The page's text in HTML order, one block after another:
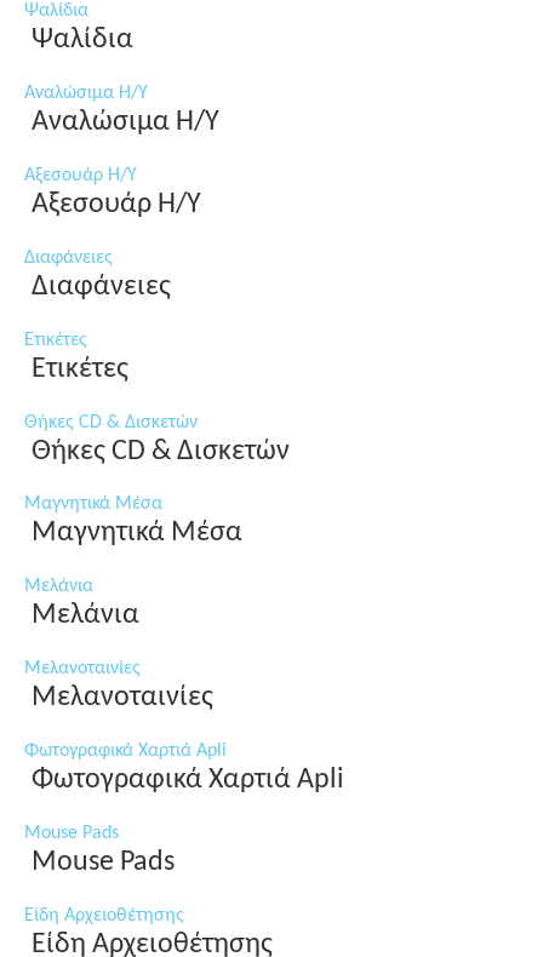
Ψαλίδια
Ψαλίδια
Αναλώσιμα Η/Υ
Αναλώσιμα Η/Υ
Αξεσουάρ Η/Υ
Αξεσουάρ Η/Υ
Διαφάνειες
Διαφάνειες
Ετικέτες
Ετικέτες
Θήκες CD & Δισκετών
Θήκες CD & Δισκετών
Μαγνητικά Μέσα
Μαγνητικά Μέσα
Μελάνια
Μελάνια
Μελανοταινίες
Μελανοταινίες
Φωτογραφικά Χαρτιά Apli
Φωτογραφικά Χαρτιά Apli
Mouse Pads
Mouse Pads
Είδη Αρχειοθέτησης
Είδη Αρχειοθέτησης